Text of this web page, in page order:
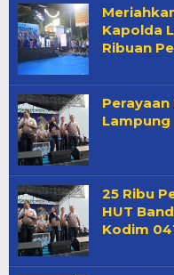
Kapolda
Ribuan
Lampung
25 Ribu
HUT
Kodim